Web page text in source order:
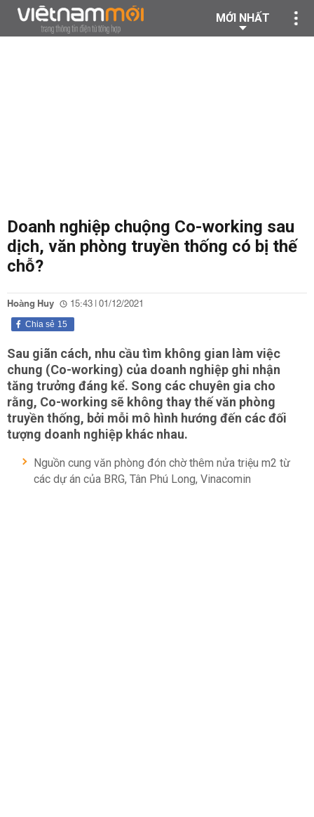
MỚI NHẤT
Doanh nghiệp chuộng Co-working sau
dịch, văn phòng truyền thống có bị thế
chỗ?
Hoàng Huy 15:43 | 01/12/2021
15
Chia sẻ
Sau giãn cách, nhu cầu tìm không gian làm việc
chung (Co-working) của doanh nghiệp ghi nhận
tăng trưởng đáng kể. Song các chuyên gia cho
rằng, Co-working sẽ không thay thế văn phòng
truyền thống, bởi mỗi mô hình hướng đến các đối
tượng doanh nghiệp khác nhau.
Nguồn cung văn phòng đón chờ thêm nửa triệu m2 từ
các dự án của BRG, Tân Phú Long, Vinacomin